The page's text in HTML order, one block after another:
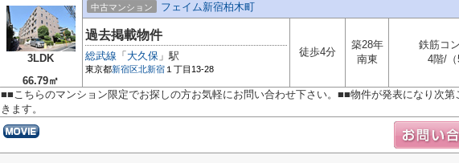
3LDK
66.79㎡
中古マンション フェイム新宿柏木町
過去掲載物件
総武線 「 大久保 」駅
東京都新宿区北新宿 １丁目13-28
徒歩4分
築28年
南東
鉄筋コ
4階/（
■■こちらのマンション限定でお探しの方お気軽にお問い合わせ下さい。■■物件が発表になり次第
きます。